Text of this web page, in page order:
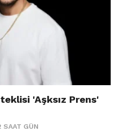
'Aşksız Prens'
SAAT GÜN